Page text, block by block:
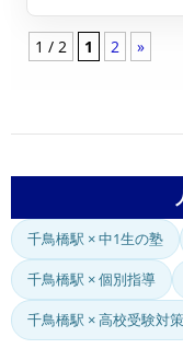
1 / 2 1 2 »
千鳥橋駅 × 中1生の塾
千鳥橋駅 × 個別指導
千鳥橋駅 × 高校受験対策